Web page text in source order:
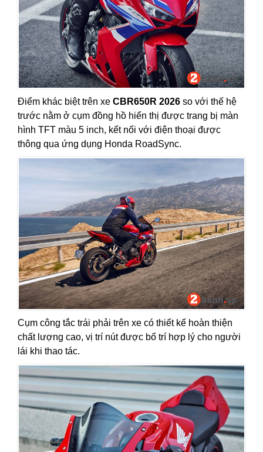
Điểm khác biệt trên xe CBR650R 2026 so với thế hệ
trước nằm ở cụm đồng hồ hiển thị được trang bị màn
hình TFT màu 5 inch, kết nối với điện thoại được
thông qua ứng dụng Honda RoadSync.
Cụm công tắc trái phải trên xe có thiết kế hoàn thiện
chất lượng cao, vị trí nút được bố trí hợp lý cho người
lái khi thao tác.